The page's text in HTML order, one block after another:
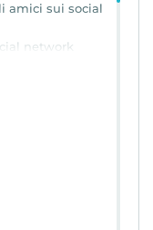
amici sui social
network